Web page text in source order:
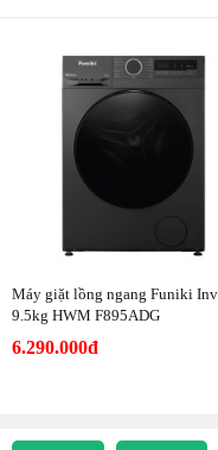
Máy giặt lồng ngang Funiki
9.5kg HWM F895ADG
6.290.000đ